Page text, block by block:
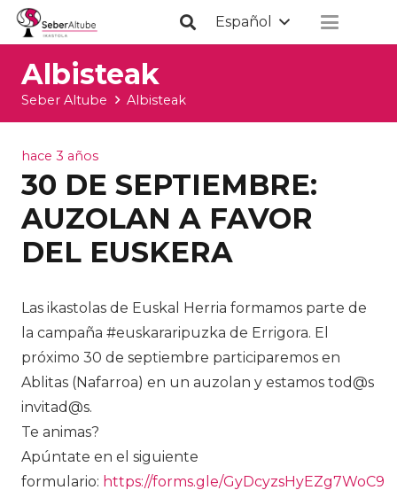
Español
Albisteak
Seber Altube Albisteak
hace 3 años
30 DE SEPTIEMBRE:
AUZOLAN A FAVOR
DEL EUSKERA
Las ikastolas de Euskal Herria formamos parte de
la campaña #euskararipuzka de Errigora. El
próximo 30 de septiembre participaremos en
Ablitas (Nafarroa) en un auzolan y estamos tod@s
invitad@s.
Te animas?
Apúntate en el siguiente
formulario: https://forms.gle/GyDcyzsHyEZg7WoC9